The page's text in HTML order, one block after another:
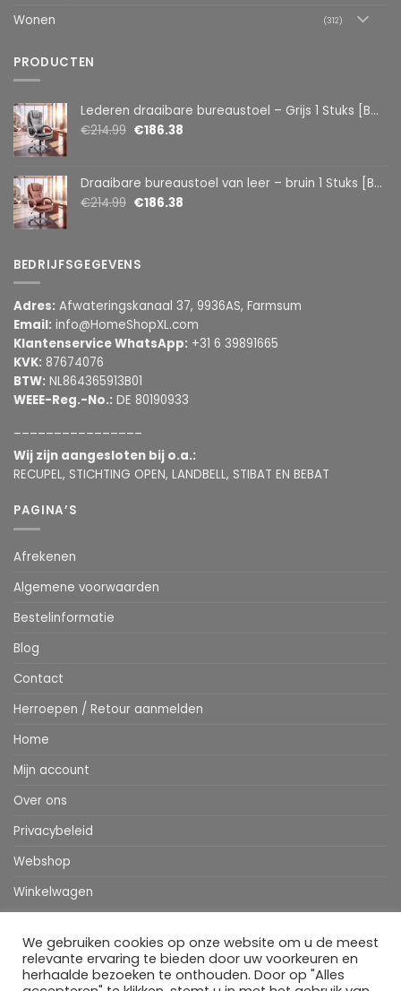
Wonen (312)
PRODUCTEN
Lederen draaibare bureaustoel – Grijs 1 Stuks [BMD1107GY]
€214.99 €186.38
Draaibare bureaustoel van leer – bruin 1 Stuks [BMD1107BR]
€214.99 €186.38
BEDRIJFSGEGEVENS
Adres: Afwateringskanaal 37, 9936AS, Farmsum
Email: info@HomeShopXL.com
Klantenservice WhatsApp: +31 6 39891665
KVK: 87674076
BTW: NL864365913B01
WEEE-Reg.-No.: DE 80190933
Wij zijn aangesloten bij o.a.:
RECUPEL, STICHTING OPEN, LANDBELL, STIBAT EN BEBAT
PAGINA’S
Afrekenen
Algemene voorwaarden
Bestelinformatie
Blog
Contact
Herroepen / Retour aanmelden
Home
Mijn account
Over ons
Privacybeleid
Webshop
Winkelwagen
Stripe MasterCardIDeal BancontactKlarna
Apple
Pay
We gebruiken cookies op onze website om u de meest
relevante ervaring te bieden door uw voorkeuren en
herhaalde bezoeken te onthouden. Door op "Alles